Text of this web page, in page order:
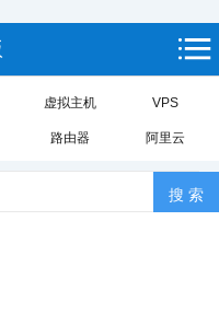
虚拟主机 VPS
路由器 阿里云